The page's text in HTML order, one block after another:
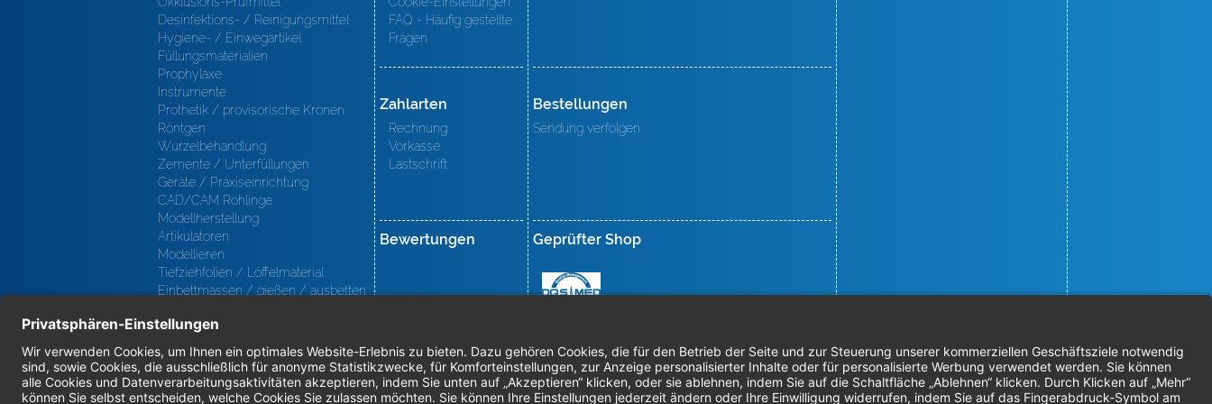
Desinfektions- / Reinigungsmittel
Hygiene- / Einwegartikel
Füllungsmaterialien
Prophylaxe
Instrumente
Prothetik / provisorische Kronen
Röntgen
Wurzelbehandlung
Zemente / Unterfüllungen
Geräte / Praxiseinrichtung
CAD/CAM Rohlinge
Modellherstellung
Artikulatoren
Modellieren
Tiefziehfolien / Löffelmaterial
Einbettmassen / gießen / ausbetten
Oberfl ächenbearbeitung
Keramik
Verblendmaterialien
Instrumente
Kieferorthopädie / Klammerdrähte
FAQ - Häufig gestellte
Fragen
Zahlarten
Rechnung
Vorkasse
Lastschrift
Bewertungen
Bestellungen
Sendung verfolgen
Geprüfter Shop